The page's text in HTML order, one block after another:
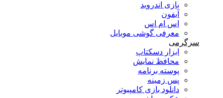
بازی اندروید
آیفون
اس ام اس
معرفی گوشی موبایل
سرگرمی
ابزار دسکتاپ
محافظ نمایش
پوسته برنامه
پس زمینه
دانلود بازی کامپیوتر